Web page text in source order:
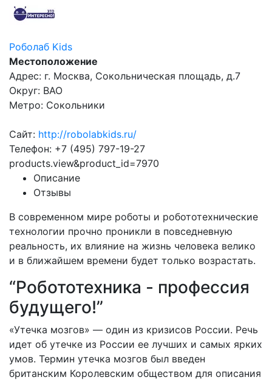
Роболаб Kids
Местоположение
Адрес: г. Москва, Сокольническая площадь, д.7
Округ: ВАО
Метро: Сокольники
Сайт: http://robolabkids.ru/
Телефон: +7 (495) 797-19-27
products.view&product_id=7970
Описание
Отзывы
В современном мире роботы и робототехнические
технологии прочно проникли в повседневную
реальность, их влияние на жизнь человека велико
и в ближайшем времени будет только возрастать.
“Робототехника - профессия
будущего!”
«Утечка мозгов» — один из кризисов России. Речь
идет об утечке из России ее лучших и самых ярких
умов. Термин утечка мозгов был введен
британским Королевским обществом для описания